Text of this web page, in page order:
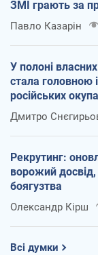
ЗМІ грають за
Павло Казарін
У полоні
стала головною
російських
Дмитро
Рекрутинг:
ворожий
боягузтва
Олександр Кірш
Всі думки